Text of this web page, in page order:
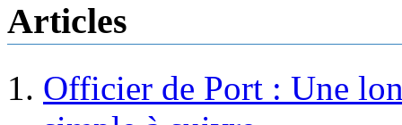
Articles
Officier de Port : Une